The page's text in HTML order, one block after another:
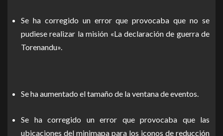
Se ha corregido un error que provocaba que no se
pudiese realizar la misión «La declaración de guerra de
Torenandu».
Se ha aumentado el tamaño de la ventana de eventos.
Se ha corregido un error que provocaba que las
ubicaciones del minimapa para los iconos de reducción